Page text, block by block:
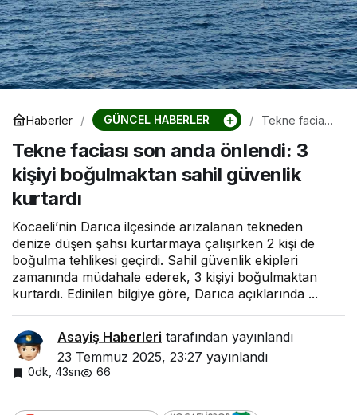
Haberler GÜNCEL HABERLER
Tekne faciası
önlendi: 3
kişiyi
boğulmaktan
Tekne faciası son anda önlendi: 3
kişiyi boğulmaktan sahil güvenlik
kurtardı
Kocaeli’nin Darıca ilçesinde arızalanan tekneden
denize düşen şahsı kurtarmaya çalışırken 2 kişi de
boğulma tehlikesi geçirdi. Sahil güvenlik ekipleri
zamanında müdahale ederek, 3 kişiyi boğulmaktan
kurtardı. Edinilen bilgiye göre, Darıca açıklarında ...
Asayiş Haberleri tarafından yayınlandı
23 Temmuz 2025, 23:27 yayınlandı
0dk, 43sn 66